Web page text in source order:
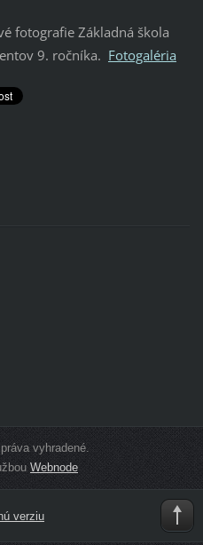
fotografie Základná škola
9. ročníka. Fotogaléria
vyhradené.
Webnode
verziu